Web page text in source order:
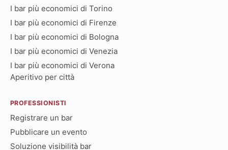
I bar più economici di Torino
I bar più economici di Firenze
I bar più economici di Bologna
I bar più economici di Venezia
I bar più economici di Verona
Aperitivo per città
PROFESSIONISTI
Registrare un bar
Pubblicare un evento
Soluzione visibilità bar